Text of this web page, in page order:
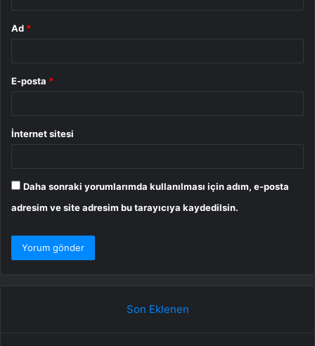
Ad *
E-posta *
İnternet sitesi
Daha sonraki yorumlarımda kullanılması için adım, e-posta
adresim ve site adresim bu tarayıcıya kaydedilsin.
Son Eklenen